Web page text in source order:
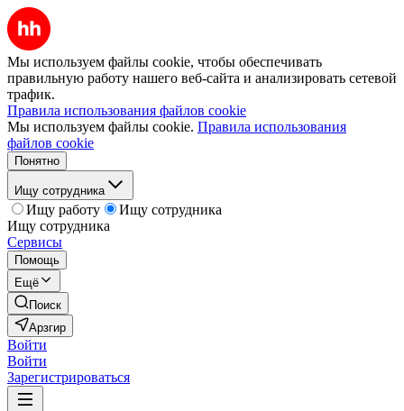
Мы используем файлы cookie, чтобы обеспечивать
правильную работу нашего веб-сайта и анализировать сетевой
трафик.
Правила использования файлов cookie
Мы используем файлы cookie. Правила использования
файлов cookie
Понятно
Ищу сотрудника
Ищу работу
Ищу сотрудника
Ищу сотрудника
Сервисы
Помощь
Ещё
Поиск
Арзгир
Войти
Войти
Зарегистрироваться